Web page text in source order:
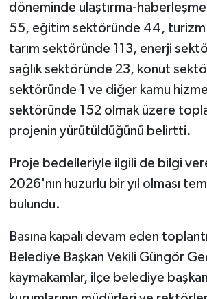
döneminde ulaştırma-
55, eğitim sektöründe 44,
tarım sektöründe 113, enerji
sağlık sektöründe 23, konut
sektöründe 1 ve diğer kamu
sektöründe 152 olmak üzere
projenin yürütüldüğünü belirtti.
Proje bedelleriyle ilgili de bilgi
2026'nın huzurlu bir yıl olması
bulundu.
Basına kapalı devam eden
Belediye Başkan Vekili Güngör
kaymakamlar, ilçe belediye